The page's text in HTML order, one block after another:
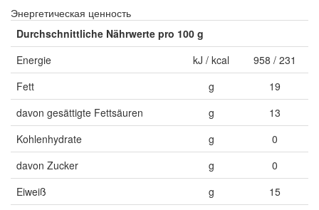
Энергетическая ценность
Durchschnittliche Nährwerte pro 100 g
Energie
kJ / kcal
958 / 231
Fett
g
19
davon gesättigte Fettsäuren
g
13
Kohlenhydrate
g
0
davon Zucker
g
0
Eiweiß
g
15